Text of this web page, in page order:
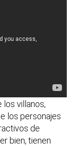
los villanos,
los personajes
de
bien, tienen